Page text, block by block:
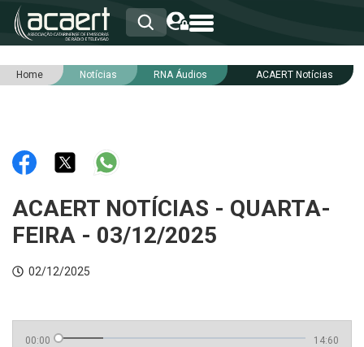
HOME
RNA
NOTÍCIAS
INTEGRIDADE
Home Notícias RNA Áudios ACAERT Notícias
ACAERT NOTÍCIAS - QUARTA-
FEIRA - 03/12/2025
02/12/2025
00:00 14:60